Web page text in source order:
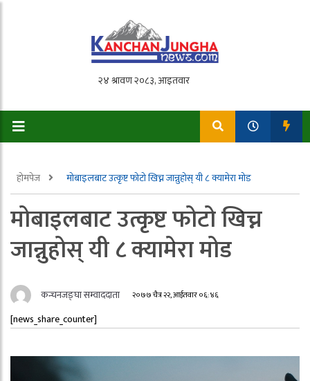
होमपेज मोबाइलबाट उत्कृष्ट फोटो खिच्न जान्नुहोस् यी ८ क्यामेरा मोड
मोबाइलबाट उत्कृष्ट फोटो खिच्न
जान्नुहोस् यी ८ क्यामेरा मोड
कन्चनजङ्घा सम्वाददाता २०७७ चैत्र २२, आईतवार ०६:४६
[news_share_counter]